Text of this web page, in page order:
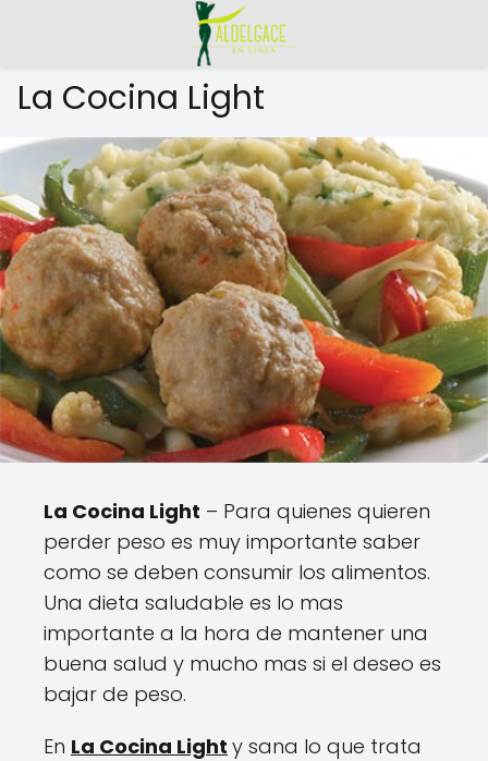
La Cocina Light
La Cocina Light – Para quienes quieren
perder peso es muy importante saber
como se deben consumir los alimentos.
Una dieta saludable es lo mas
importante a la hora de mantener una
buena salud y mucho mas si el deseo es
bajar de peso.
En La Cocina Light y sana lo que trata